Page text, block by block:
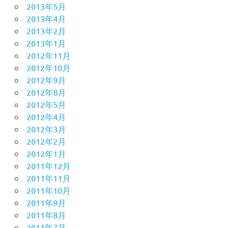
2013年5月
2013年4月
2013年2月
2013年1月
2012年11月
2012年10月
2012年9月
2012年8月
2012年5月
2012年4月
2012年3月
2012年2月
2012年1月
2011年12月
2011年11月
2011年10月
2011年9月
2011年8月